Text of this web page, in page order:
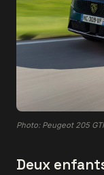
Photo: Peugeot 205
Deux